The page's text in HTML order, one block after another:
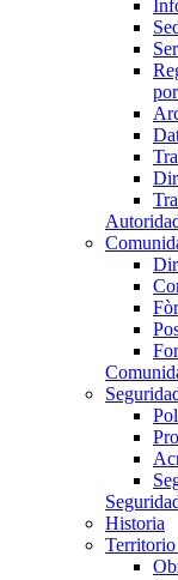
Historia